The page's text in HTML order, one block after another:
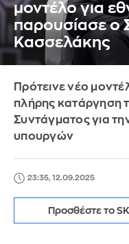
μοντέλο για
παρουσίασε ο
Κασσελάκης
Πρότεινε νέο
πλήρης κατάργηση
Συντάγματος για
υπουργών
23:35, 12.09.2025
Προσθέστε το